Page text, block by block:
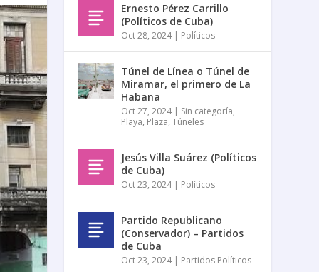
Ernesto Pérez Carrillo
(Políticos de Cuba)
Oct 28, 2024| Políticos
Túnel de Línea o Túnel de
Miramar, el primero de La
Habana
Oct 27, 2024| Sin categoría,
Playa, Plaza,Túneles
Jesús Villa Suárez (Políticos
de Cuba)
Oct 23, 2024| Políticos
Partido Republicano
(Conservador) – Partidos
de Cuba
Oct 23, 2024| Partidos Políticos